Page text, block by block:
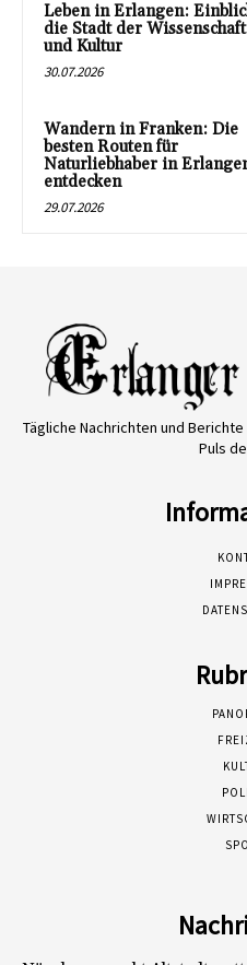
Leben in Erlangen:
die Stadt der Wissenschaft
und Kultur
30.07.2026
Wandern in Franken: Die
besten Routen für
Naturliebhaber in
entdecken
29.07.2026
Tägliche Nachrichten und
Puls